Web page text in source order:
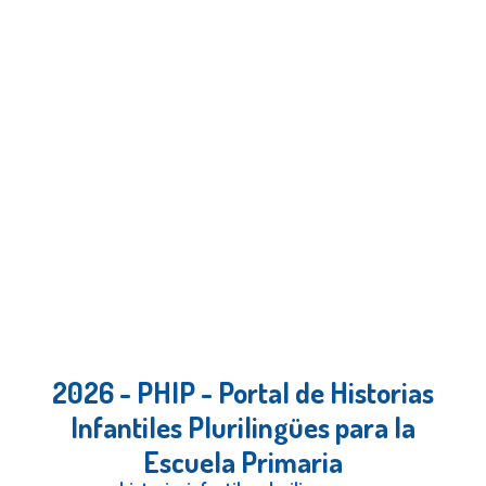
2026 - PHIP - Portal de Historias
Infantiles Plurilingües para la
Escuela Primaria